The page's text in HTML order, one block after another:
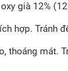
già 12%
hợp. Tránh
thoáng mát.